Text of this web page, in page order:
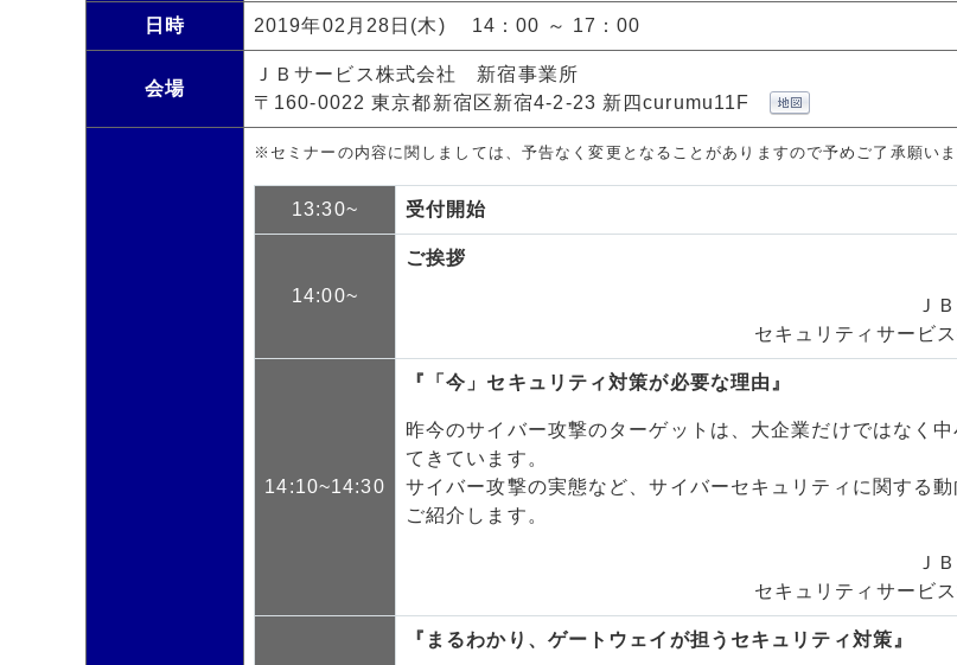
日時 2019年02月28日(木) 14：00 ～ 17：00
会場
ＪＢサービス株式会社 新宿事業所
〒160-0022 東京都新宿区新宿4-2-23 新四curumu11F
※セミナーの内容に関しましては、予告なく変更となることがありますので予めご了承願い
13:30~ 受付開始
14:00~
ご挨拶
Ｊ
セキュリティサー
14:10~14:30
『「今」セキュリティ対策が必要な理由』
昨今のサイバー攻撃のターゲットは、大企業だけではなく
てきています。
サイバー攻撃の実態など、サイバーセキュリティに関する動
ご紹介します。
Ｊ
セキュリティサー
『 まるわかり、ゲートウェイが担うセキュリティ対策』